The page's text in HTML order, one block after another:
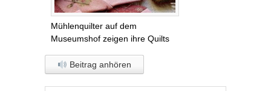
Mühlenquilter auf dem
Museumshof zeigen ihre Quilts
Beitrag anhören